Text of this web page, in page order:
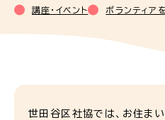
講座・イベント ボランティア
世田谷区社協では、お住ま